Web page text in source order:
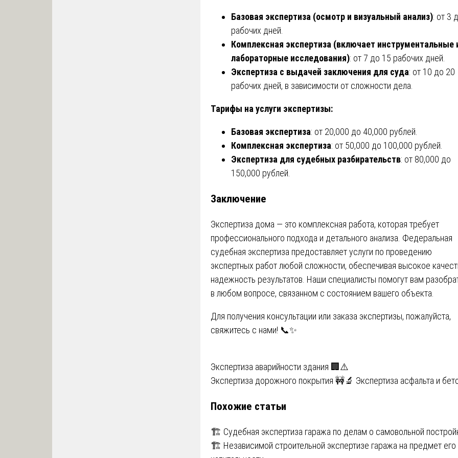
Базовая экспертиза (осмотр и визуальный анализ): от 3
рабочих дней.
Комплексная экспертиза (включает инструментальные
лабораторные исследования): от 7 до 15 рабочих дней.
Экспертиза с выдачей заключения для суда: от 10 до 20
рабочих дней, в зависимости от сложности дела.
Тарифы на услуги экспертизы:
Базовая экспертиза: от 20,000 до 40,000 рублей.
Комплексная экспертиза: от 50,000 до 100,000 рублей.
Экспертиза для судебных разбирательств: от 80,000 до
150,000 рублей.
Заключение
Экспертиза дома — это комплексная работа, которая требует
профессионального подхода и детального анализа. Федеральная
судебная экспертиза предоставляет услуги по проведению
экспертных работ любой сложности, обеспечивая высокое
надежность результатов. Наши специалисты помогут вам
в любом вопросе, связанном с состоянием вашего объекта.
Для получения консультации или заказа экспертизы, пожалуйста,
свяжитесь с нами! 📞✨
Навигация
записям
Экспертиза аварийности здания 🏢⚠️
Экспертиза дорожного покрытия 🚧🔬 Экспертиза асфальта и
Похожие статьи
🏗️ Судебная экспертиза гаража по делам о самовольной
🏗️ Независимой строительной экспертизе гаража на предмет его